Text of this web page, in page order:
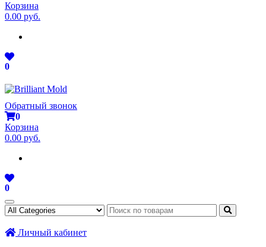
Корзина
0.00 руб.
0
Обратный звонок
0
Корзина
0.00 руб.
0
Личный кабинет